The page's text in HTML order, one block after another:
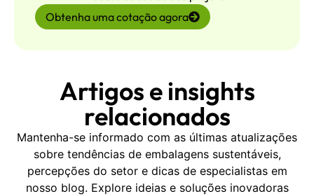
Obtenha uma cotação agora
Artigos e insights
relacionados
Mantenha-se informado com as últimas atualizações
sobre tendências de embalagens sustentáveis,
percepções do setor e dicas de especialistas em
nosso blog. Explore ideias e soluções inovadoras